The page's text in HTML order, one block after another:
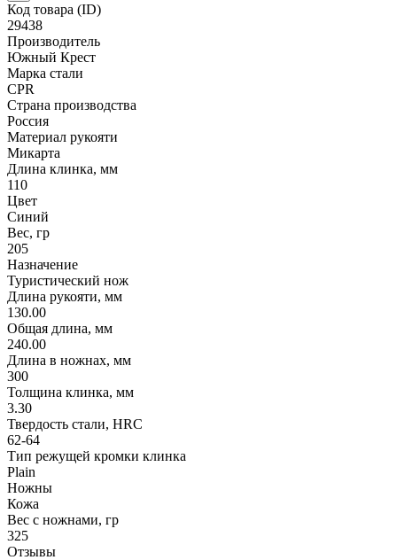
Код товара (ID)
29438
Производитель
Южный Крест
Марка стали
CPR
Страна производства
Россия
Материал рукояти
Микарта
Длина клинка, мм
110
Цвет
Синий
Вес, гр
205
Назначение
Туристический нож
Длина рукояти, мм
130.00
Общая длина, мм
240.00
Длина в ножнах, мм
300
Толщина клинка, мм
3.30
Твердость стали, HRC
62-64
Тип режущей кромки клинка
Plain
Ножны
Кожа
Вес с ножнами, гр
325
Отзывы